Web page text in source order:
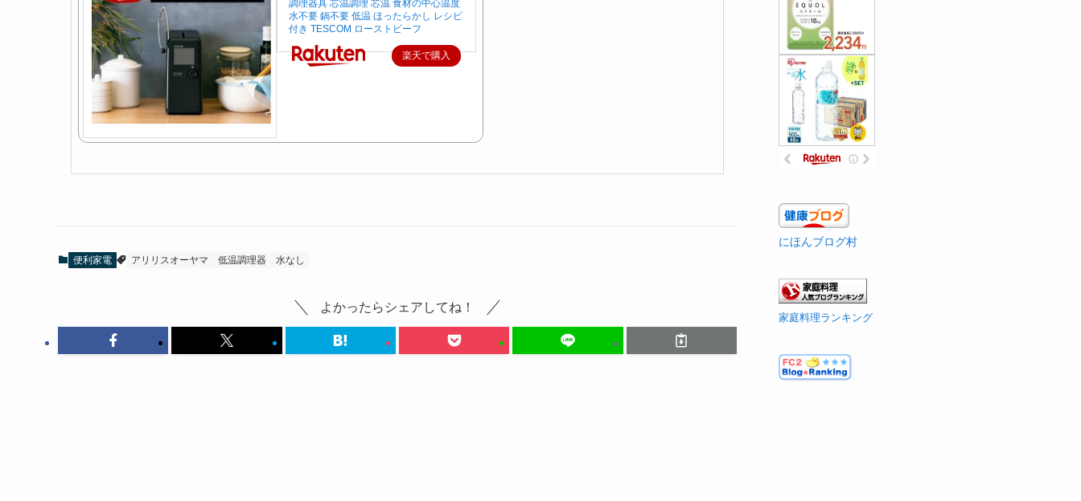
調理器具 芯温調理 芯温 食材の中心温度
水不要 鍋不要 低温 ほったらかし レシピ
付き TESCOM ローストビーフ
楽天で購入
便利家電 アリリスオーヤマ 低温調理器 水なし
よかったらシェアしてね！
にほんブログ村
家庭料理ランキング